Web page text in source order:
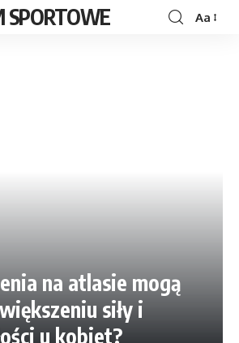
SPORTOWE Aa
na atlasie mogą
siły i
u kobiet?